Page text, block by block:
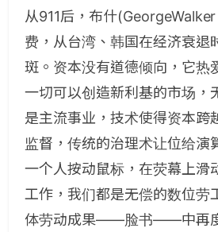
从911后，布什
费，从台湾、韩国在经济衰退
斑。资本没有道德倾向，它热
一切可以创造新利基的市场，
是主流事业，技术使得资本跨
监督，传统的治理术让位给演
一个人按动鼠标，在荧幕上滑
工作，我们都是无偿的数位劳
体劳动成果——脸书——中再